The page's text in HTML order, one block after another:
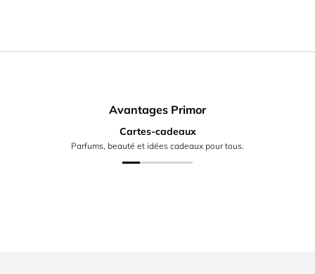
Avantages Primor
Cartes-cadeaux
Parfums, beauté et idées cadeaux pour tous.